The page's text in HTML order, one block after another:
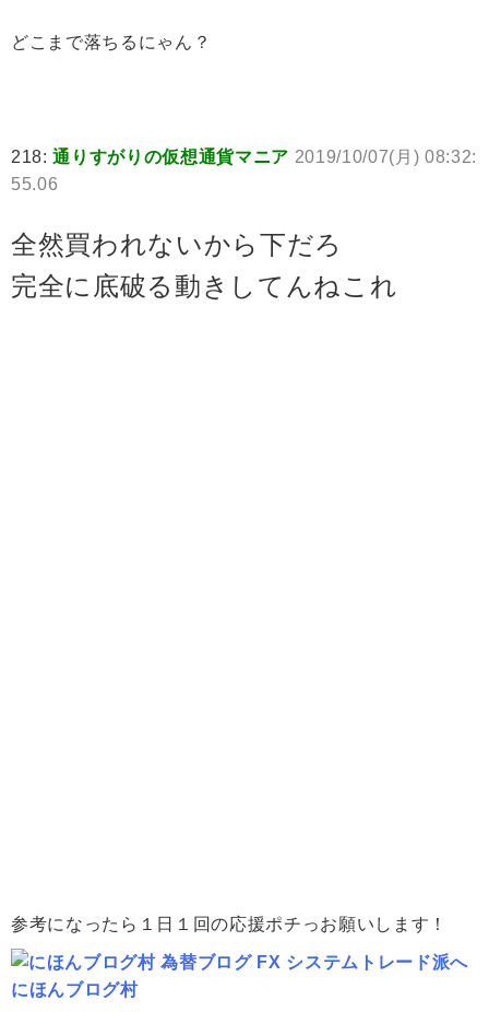
どこまで落ちるにゃん？
218:通りすがりの仮想通貨マニア 2019/10/07(月) 08:32:
55.06
全然買われないから下だろ
完全に底破る動きしてんねこれ
参考になったら１日１回の応援ポチっお願いします！
にほんブログ村